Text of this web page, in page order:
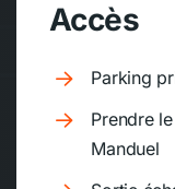
Accès
Parking
Prendre
Manduel